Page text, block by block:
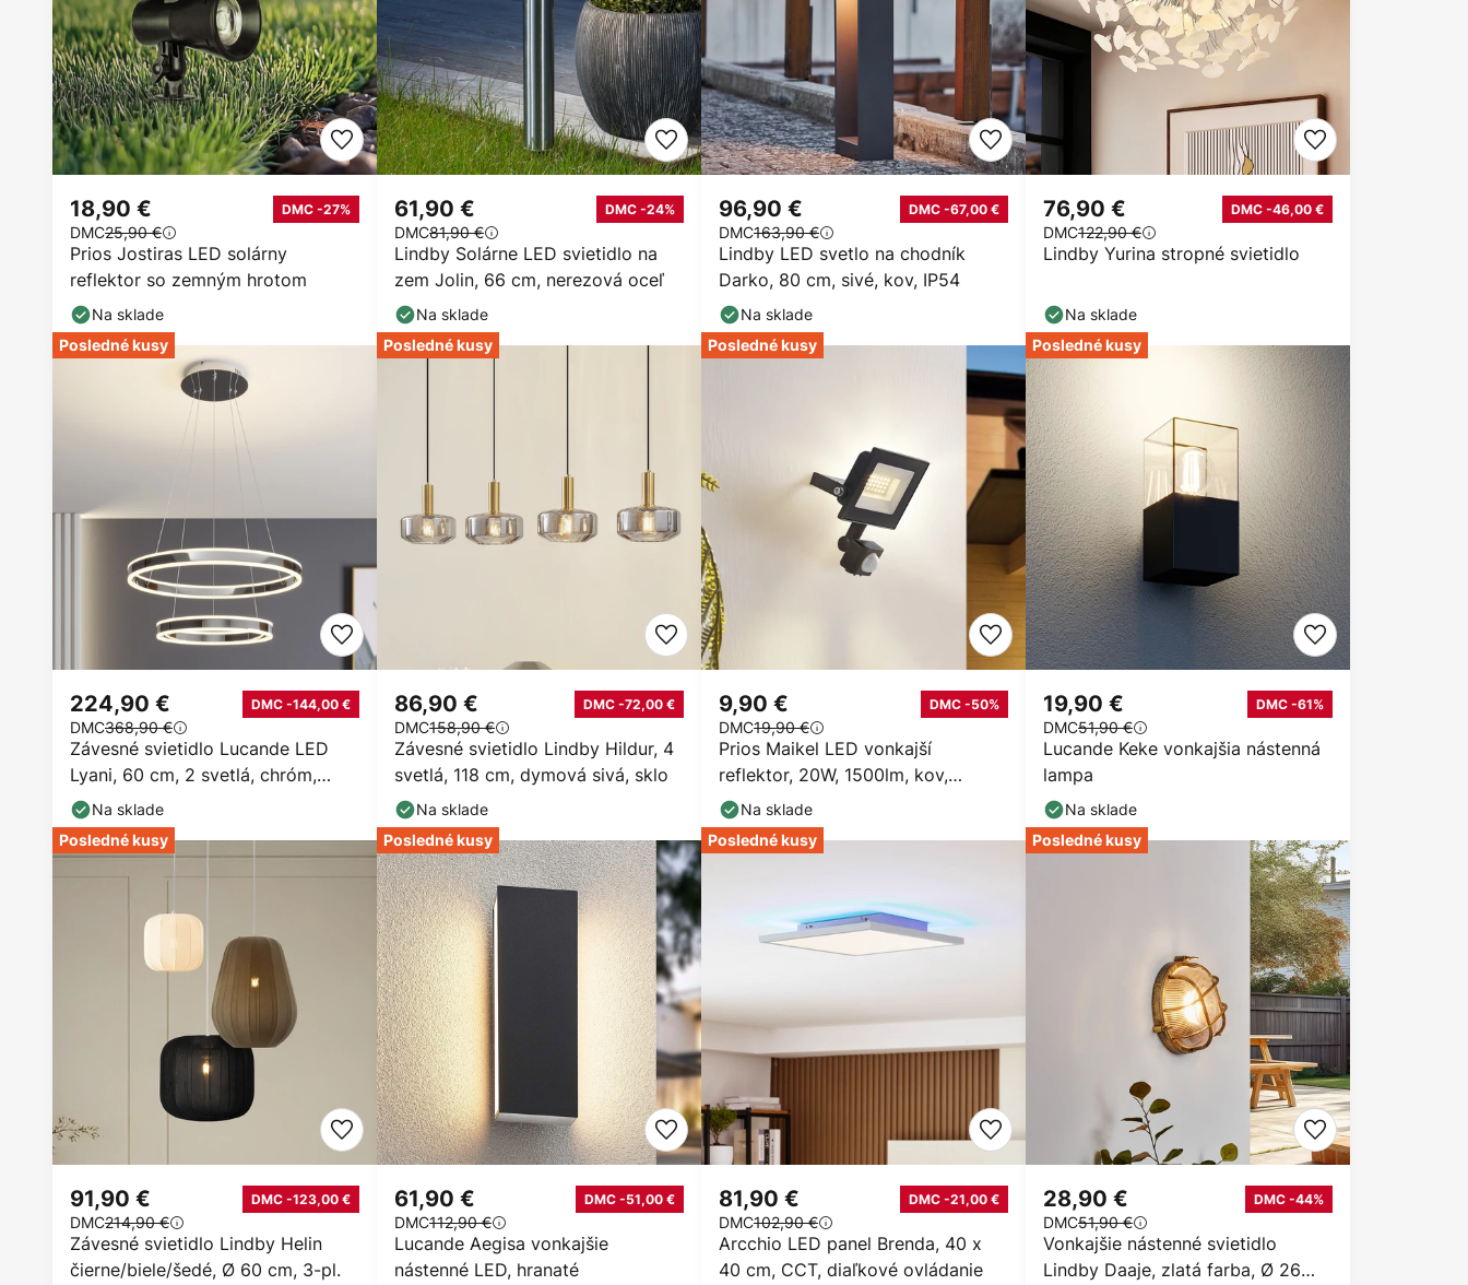
Prios Jostiras LED solárny
reflektor so zemným hrotom
18,90 € DMC -27%
DMC25,90 €
Na sklade
Lindby Solárne LED svietidlo na
zem Jolin, 66 cm, nerezová oceľ
61,90 € DMC -24%
DMC81,90 €
Na sklade
Lindby LED svetlo na chodník
Darko, 80 cm, sivé, kov, IP54
96,90 € DMC -67,00 €
DMC163,90 €
Na sklade
Lindby Yurina stropné svietidlo
76,90 € DMC -46,00 €
DMC122,90 €
Na sklade
Posledné kusy
Závesné svietidlo Lucande LED
Lyani, 60 cm, 2 svetlá, chróm,
stmievateľné
224,90 € DMC -144,00 €
DMC368,90 €
Na sklade
Posledné kusy
Závesné svietidlo Lindby Hildur, 4
svetlá, 118 cm, dymová sivá, sklo
86,90 € DMC -72,00 €
DMC158,90 €
Na sklade
Posledné kusy
Prios Maikel LED vonkajší
reflektor, 20W, 1500lm, kov,
senzor
9,90 € DMC -50%
DMC19,90 €
Na sklade
Posledné kusy
Lucande Keke vonkajšia nástenná
lampa
19,90 € DMC -61%
DMC51,90 €
Na sklade
Posledné kusy
Závesné svietidlo Lindby Helin
čierne/biele/šedé, Ø 60 cm, 3-pl.
91,90 € DMC -123,00 €
DMC214,90 €
Posledné kusy
Lucande Aegisa vonkajšie
nástenné LED, hranaté
61,90 € DMC -51,00 €
DMC112,90 €
Posledné kusy
Arcchio LED panel Brenda, 40 x
40 cm, CCT, diaľkové ovládanie
81,90 € DMC -21,00 €
DMC102,90 €
Posledné kusy
Vonkajšie nástenné svietidlo
Lindby Daaje, zlatá farba, Ø 26
28,90 € DMC -44%
DMC51,90 €